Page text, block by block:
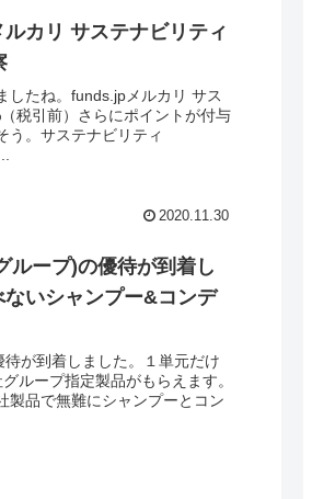
カリ サステナビリティ
したね。funds.jpメルカリ サス
税引前）さらにポイントが付与
う。サステナビリティ
2020.11.30
ループ)の優待が到着し
いシャンプー&コンデ
が到着しました。１単元だけ
ループ指定製品がもらえます。
製品で無難にシャンプーとコン